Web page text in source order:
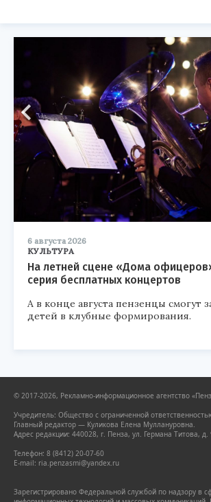
6 августа 2026
КУЛЬТУРА
На летней сцене «Дома
серия бесплатных концертов
А в конце августа пензенцы смогут
детей в клубные формирования.
© 2017-2026, Рекламно-информационное агентство
Учредитель: Общество с ограниченной
Главный редактор — Куликова Елена Муллануровна.
Адрес редакции: 440028, г. Пенза, ул. Германа Титова, д.
Телефон: 8 (8412) 20-07-60
E-mail: ria.penzasmi@yandex.ru
Зарегистрировано Федеральной службой по надзору в